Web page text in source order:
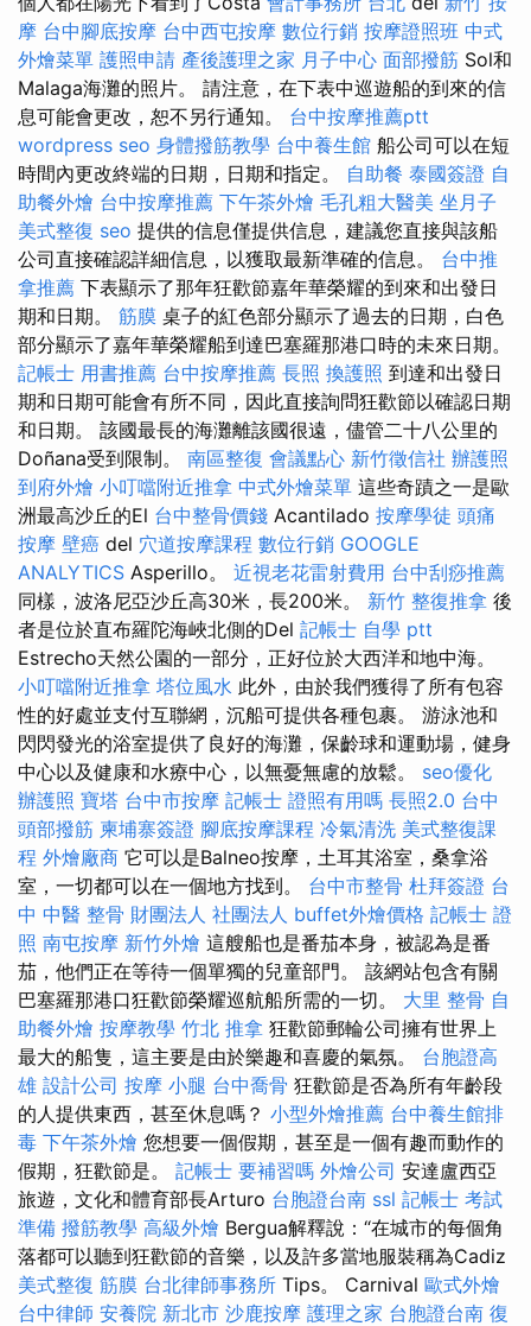
摩 台中腳底按摩 台中西屯按摩 數位行銷 按摩證照班 中式
外燴菜單 護照申請 產後護理之家 月子中心 面部撥筋 Sol和
Malaga海灘的照片。 請注意，在下表中巡遊船的到來的信
息可能會更改，恕不另行通知。 台中按摩推薦ptt
wordpress seo 身體撥筋教學 台中養生館 船公司可以在短
時間內更改終端的日期，日期和指定。 自助餐 泰國簽證 自
助餐外燴 台中按摩推薦 下午茶外燴 毛孔粗大醫美 坐月子
美式整復 seo 提供的信息僅提供信息，建議您直接與該船
公司直接確認詳細信息，以獲取最新準確的信息。 台中推
拿推薦 下表顯示了那年狂歡節嘉年華榮耀的到來和出發日
期和日期。 筋膜 桌子的紅色部分顯示了過去的日期，白色
部分顯示了嘉年華榮耀船到達巴塞羅那港口時的未來日期。
記帳士 用書推薦 台中按摩推薦 長照 換護照 到達和出發日
期和日期可能會有所不同，因此直接詢問狂歡節以確認日期
和日期。 該國最長的海灘離該國很遠，儘管二十八公里的
Doñana受到限制。 南區整復 會議點心 新竹徵信社 辦護照
到府外燴 小叮噹附近推拿 中式外燴菜單 這些奇蹟之一是歐
洲最高沙丘的El 台中整骨價錢 Acantilado 按摩學徒 頭痛
按摩 壁癌 del 穴道按摩課程 數位行銷 GOOGLE
ANALYTICS Asperillo。 近視老花雷射費用 台中刮痧推薦
同樣，波洛尼亞沙丘高30米，長200米。 新竹 整復推拿 後
者是位於直布羅陀海峽北側的Del 記帳士 自學 ptt
Estrecho天然公園的一部分，正好位於大西洋和地中海。
小叮噹附近推拿 塔位風水 此外，由於我們獲得了所有包容
性的好處並支付互聯網，沉船可提供各種包裹。 游泳池和
閃閃發光的浴室提供了良好的海灘，保齡球和運動場，健身
中心以及健康和水療中心，以無憂無慮的放鬆。 seo優化
辦護照 寶塔 台中市按摩 記帳士 證照有用嗎 長照2.0 台中
頭部撥筋 柬埔寨簽證 腳底按摩課程 冷氣清洗 美式整復課
程 外燴廠商 它可以是Balneo按摩，土耳其浴室，桑拿浴
室，一切都可以在一個地方找到。 台中市整骨 杜拜簽證 台
中 中醫 整骨 財團法人 社團法人 buffet外燴價格 記帳士 證
照 南屯按摩 新竹外燴 這艘船也是番茄本身，被認為是番
茄，他們正在等待一個單獨的兒童部門。 該網站包含有關
巴塞羅那港口狂歡節榮耀巡航船所需的一切。 大里 整骨 自
助餐外燴 按摩教學 竹北 推拿 狂歡節郵輪​​公司擁有世界上
最大的船隻，這主要是由於樂趣和喜慶的氣氛。 台胞證高
雄 設計公司 按摩 小腿 台中喬骨 狂歡節是否為所有年齡段
的人提供東西，甚至休息嗎？ 小型外燴推薦 台中養生館排
毒 下午茶外燴 您想要一個假期，甚至是一個有趣而動作的
假期，狂歡節是。 記帳士 要補習嗎 外燴公司 安達盧西亞
旅遊，文化和體育部長Arturo 台胞證台南 ssl 記帳士 考試
準備 撥筋教學 高級外燴 Bergua解釋說：“在城市的每個角
落都可以聽到狂歡節的音樂，以及許多當地服裝稱為Cadiz
美式整復 筋膜 台北律師事務所 Tips。 Carnival 歐式外燴
台中律師 安養院 新北市 沙鹿按摩 護理之家 台胞證台南 復